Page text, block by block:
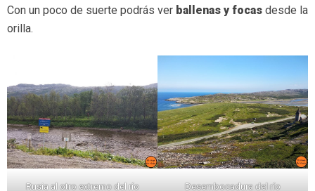
Con un poco de suerte podrás ver ballenas y focas desde la
orilla.
Rusia al otro extremo del río Desembocadura del río